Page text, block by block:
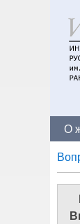
О
You
are